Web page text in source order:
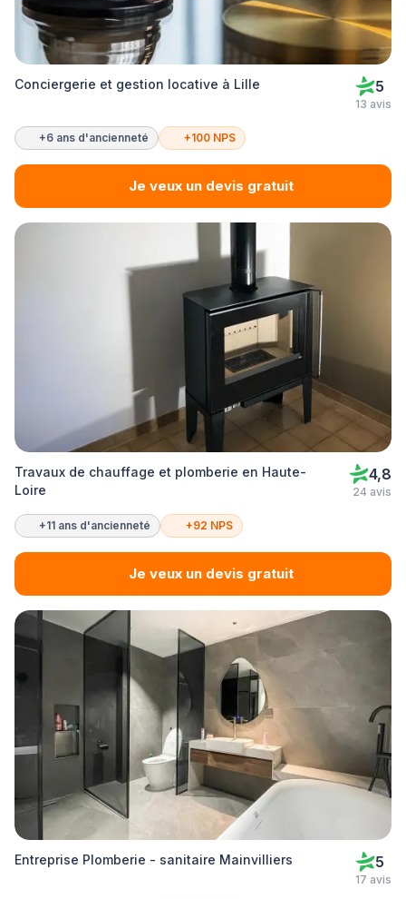
Conciergerie et gestion locative à Lille 5
13 avis
+6 ans d'ancienneté +100 NPS
Je veux un devis gratuit
Travaux de chauffage et plomberie en Haute-
Loire
4,8
24 avis
+11 ans d'ancienneté +92 NPS
Je veux un devis gratuit
Entreprise Plomberie - sanitaire Mainvilliers 5
17 avis